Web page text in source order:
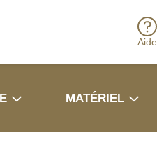
Aide
MATÉRIEL